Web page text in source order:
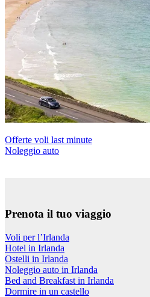
Offerte voli last minute
Noleggio auto
Prenota il tuo viaggio
Voli per l’Irlanda
Hotel in Irlanda
Ostelli in Irlanda
Noleggio auto in Irlanda
Bed and Breakfast in Irlanda
Dormire in un castello